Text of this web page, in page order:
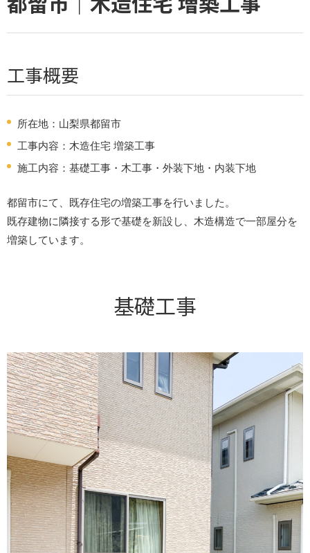
工事概要
所在地：山梨県都留市
工事内容：木造住宅 増築工事
施工内容：基礎工事・木工事・外装下地・内装下地
都留市にて、既存住宅の増築工事を行いました。
既存建物に隣接する形で基礎を新設し、木造構造で一部屋分を
増築しています。
基礎工事